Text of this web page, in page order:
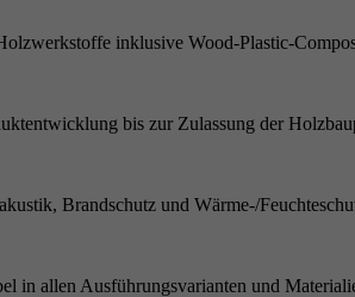
inklusive Wood-Plastic-
bis zur Zulassung der
Brandschutz und Wärme-/
in allen Ausführungsvarianten und